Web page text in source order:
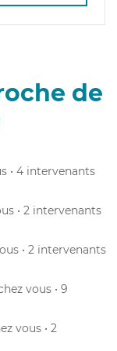
de
• 4 intervenants
• 2 intervenants
• 2 intervenants
vous • 9
vous • 2